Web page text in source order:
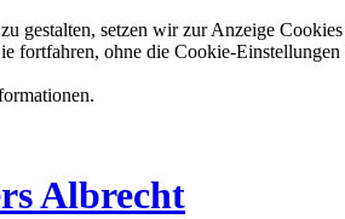
gestalten, setzen wir zur Anzeige
fortfahren, ohne die Cookie-
Albrecht